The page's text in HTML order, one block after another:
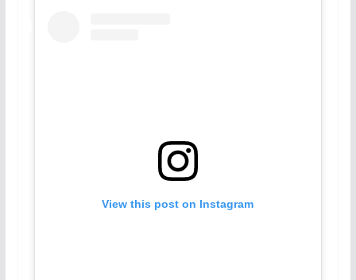
View this post on Instagram